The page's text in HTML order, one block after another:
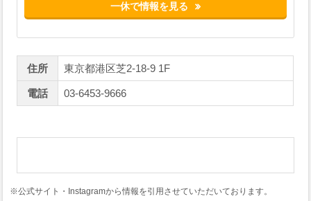
一休で情報を見る
住所 東京都港区芝2-18-9 1F
電話 03-6453-9666
※公式サイト・Instagramから情報を引用させていただいております。